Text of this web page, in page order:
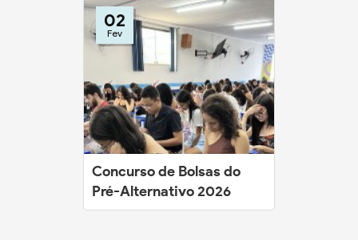
02
Fev
Concurso de Bolsas do
Pré-Alternativo 2026